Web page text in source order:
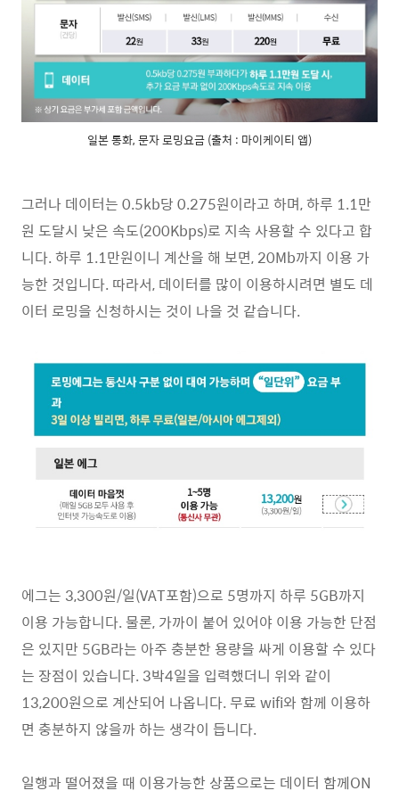
일본 통화, 문자 로밍요금 (출처 : 마이케이티 앱)
그러나 데이터는 0.5kb당 0.275원이라고 하며, 하루 1.1만
원 도달시 낮은 속도(200Kbps)로 지속 사용할 수 있다고 합
니다. 하루 1.1만원이니 계산을 해 보면, 20Mb까지 이용 가
능한 것입니다. 따라서, 데이터를 많이 이용하시려면 별도 데
이터 로밍을 신청하시는 것이 나을 것 같습니다.
에그는 3,300원/일(VAT포함)으로 5명까지 하루 5GB까지
이용 가능합니다. 물론, 가까이 붙어 있어야 이용 가능한 단점
은 있지만 5GB라는 아주 충분한 용량을 싸게 이용할 수 있다
는 장점이 있습니다. 3박4일을 입력했더니 위와 같이
13,200원으로 계산되어 나옵니다. 무료 wifi와 함께 이용하
면 충분하지 않을까 하는 생각이 듭니다.
일행과 떨어졌을 때 이용가능한 상품으로는 데이터 함께ON